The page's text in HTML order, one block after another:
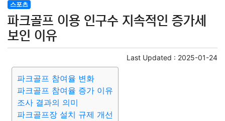
스포츠
파크골프 이용 인구수 지속적인 증가세
보인 이유
Last Updated : 2025-01-24
파크골프 참여율 변화
파크골프 참여율 증가 이유
조사 결과의 의미
파크골프장 설치 규제 개선